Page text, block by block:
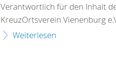
Verantwortlich für den Inhalt
KreuzOrtsverein Vienenburg
Weiterlesen